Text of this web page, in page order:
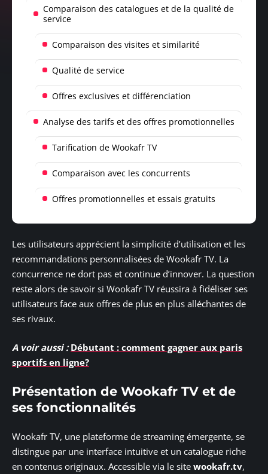
Comparaison des catalogues et de la qualité de
service
Comparaison des visites et similarité
Qualité de service
Offres exclusives et différenciation
Analyse des tarifs et des offres promotionnelles
Tarification de Wookafr TV
Comparaison avec les concurrents
Offres promotionnelles et essais gratuits
Les utilisateurs apprécient la simplicité d’utilisation et les
recommandations personnalisées de Wookafr TV. La
concurrence ne dort pas et continue d’innover. La question
reste alors de savoir si Wookafr TV réussira à fidéliser ses
utilisateurs face aux offres de plus en plus alléchantes de
ses rivaux.
A voir aussi : Débutant : comment gagner aux paris
sportifs en ligne?
Présentation de Wookafr TV et de
ses fonctionnalités
Wookafr TV, une plateforme de streaming émergente, se
distingue par une interface intuitive et un catalogue riche
en contenus originaux. Accessible via le site wookafr.tv,